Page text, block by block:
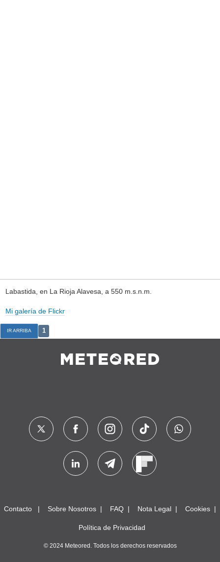
Labastida, en La Rioja Alavesa, a 550 m.s.n.m.
Mi galería de Flickr
IR ARRIBA 1
Contacto Sobre Nosotros FAQ Nota Legal Cookies
Política de Privacidad
© 2024 Meteored. Todos los derechos reservados